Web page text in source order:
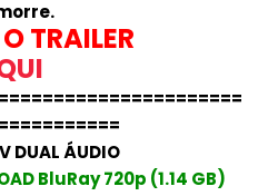
TRAILER
DUAL ÁUDIO
BluRay 720p (1.14 GB)